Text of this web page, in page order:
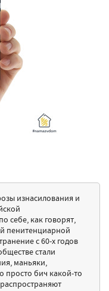
изнасилования и
себе, как говорят,
пенитенциарной
с 60-х годов
стали
маньяки,
просто бич какой-то